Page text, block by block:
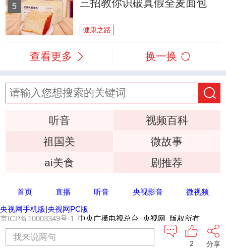
5 三招教你识破真假全麦面包
健康之路
查看更多 换一换
听音
视频百科
祖国美
微故事
ai美食
剧推荐
首页 直播 听音 央视影音
微视频
央视网手机版|央视网PC版
京ICP备10003349号-1
中央广播电视总台 央视网 版权所有
我来说两句
分享
2